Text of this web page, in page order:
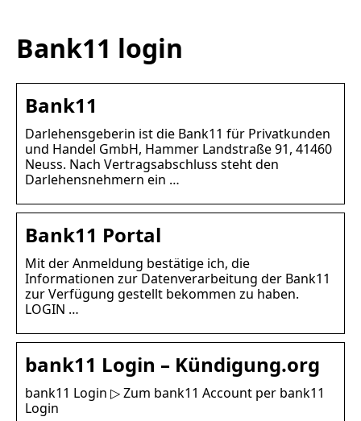
Bank11 login
Bank11
Darlehensgeberin ist die Bank11 für Privatkunden
und Handel GmbH, Hammer Landstraße 91, 41460
Neuss. Nach Vertragsabschluss steht den
Darlehensnehmern ein …
Bank11 Portal
Mit der Anmeldung bestätige ich, die
Informationen zur Datenverarbeitung der Bank11
zur Verfügung gestellt bekommen zu haben.
LOGIN …
bank11 Login – Kündigung.org
bank11 Login ▷ Zum bank11 Account per bank11
Login